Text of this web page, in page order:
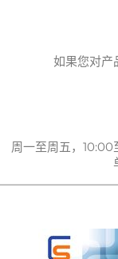
如果您对产
周一至周五，